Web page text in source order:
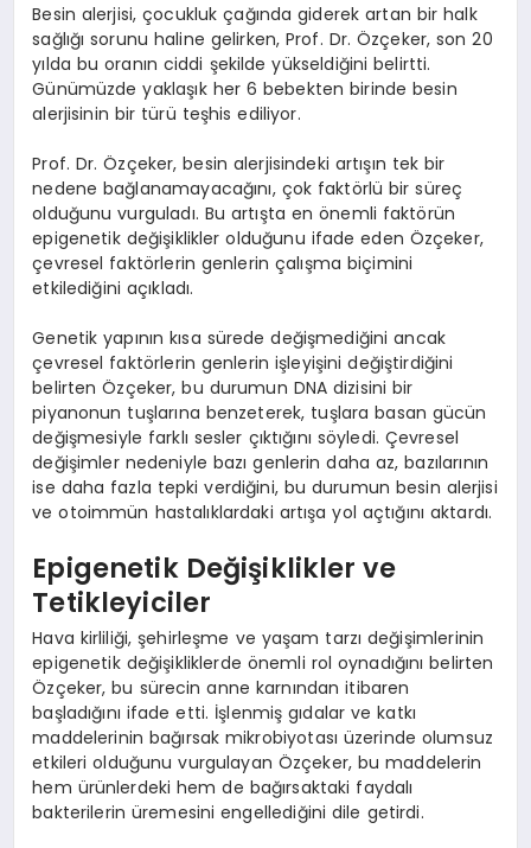
Besin alerjisi, çocukluk çağında giderek artan bir halk
sağlığı sorunu haline gelirken, Prof. Dr. Özçeker, son 20
yılda bu oranın ciddi şekilde yükseldiğini belirtti.
Günümüzde yaklaşık her 6 bebekten birinde besin
alerjisinin bir türü teşhis ediliyor.
Prof. Dr. Özçeker, besin alerjisindeki artışın tek bir
nedene bağlanamayacağını, çok faktörlü bir süreç
olduğunu vurguladı. Bu artışta en önemli faktörün
epigenetik değişiklikler olduğunu ifade eden Özçeker,
çevresel faktörlerin genlerin çalışma biçimini
etkilediğini açıkladı.
Genetik yapının kısa sürede değişmediğini ancak
çevresel faktörlerin genlerin işleyişini değiştirdiğini
belirten Özçeker, bu durumun DNA dizisini bir
piyanonun tuşlarına benzeterek, tuşlara basan gücün
değişmesiyle farklı sesler çıktığını söyledi. Çevresel
değişimler nedeniyle bazı genlerin daha az, bazılarının
ise daha fazla tepki verdiğini, bu durumun besin alerjisi
ve otoimmün hastalıklardaki artışa yol açtığını aktardı.
Epigenetik Değişiklikler ve
Tetikleyiciler
Hava kirliliği, şehirleşme ve yaşam tarzı değişimlerinin
epigenetik değişikliklerde önemli rol oynadığını belirten
Özçeker, bu sürecin anne karnından itibaren
başladığını ifade etti. İşlenmiş gıdalar ve katkı
maddelerinin bağırsak mikrobiyotası üzerinde olumsuz
etkileri olduğunu vurgulayan Özçeker, bu maddelerin
hem ürünlerdeki hem de bağırsaktaki faydalı
bakterilerin üremesini engellediğini dile getirdi.